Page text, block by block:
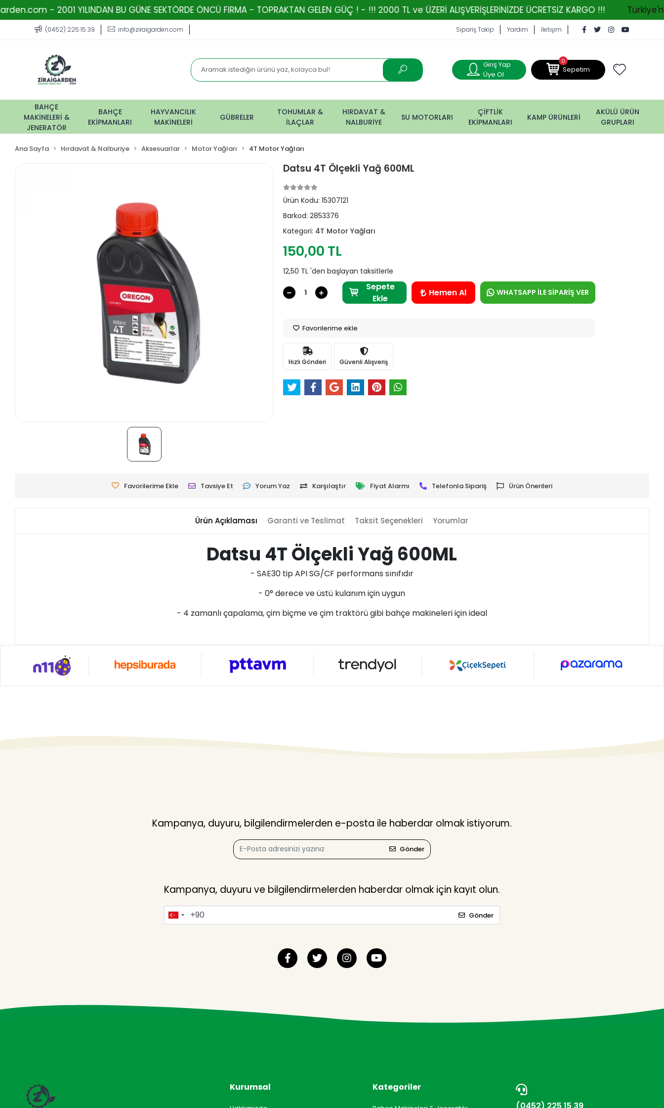
- 2001 YILINDAN BU GÜNE SEKTÖRDE ÖNCÜ FİRMA - TOPRAKTAN GELEN GÜÇ ! - !!! 2000 TL ve ÜZERİ ALIŞVERİŞLERİNİZDE ÜCRETSİZ KARGO !!! Türkiye'nin
(0452) 225 15 39 info@ziraigarden.com Sipariş Takip Yardım İletişim
Giriş Yap
Üye Ol
0
Sepetim
BAHÇE
MAKİNELERİ &
JENERATÖR
BAHÇE
EKİPMANLARI
HAYVANCILIK
MAKİNELERİ
GÜBRELER
TOHUMLAR &
İLAÇLAR
HIRDAVAT &
NALBURİYE
SU MOTORLARI
ÇİFTLİK
EKİPMANLARI
KAMP ÜRÜNLERİ
AKÜLÜ ÜRÜN
GRUPLARI
Ana Sayfa Hırdavat & Nalburiye Aksesuarlar Motor Yağları 4T Motor Yağları
Datsu 4T Ölçekli Yağ 600ML
Ürün Kodu:15307121
Barkod:2853376
Kategori: 4T Motor Yağları
150,00 TL
12,50 TL 'den başlayan taksitlerle
Sepete
Ekle
Hemen Al WHATSAPP İLE SİPARİŞ VER
Favorilerime ekle
Hızlı Gönderi Güvenli Alışveriş
Favorilerime Ekle Tavsiye Et Yorum Yaz Karşılaştır Fiyat Alarmı Telefonla Sipariş Ürün Önerileri
Ürün Açıklaması Garanti ve Teslimat Taksit Seçenekleri Yorumlar
Datsu 4T Ölçekli Yağ 600ML
- SAE30 tip API SG/CF performans sınıfıdır
- 0° derece ve üstü kulanım için uygun
- 4 zamanlı çapalama, çim biçme ve çim traktörü gibi bahçe makineleri için ideal
Kampanya, duyuru, bilgilendirmelerden e-posta ile haberdar olmak istiyorum.
Gönder
Kampanya, duyuru ve bilgilendirmelerden haberdar olmak için kayıt olun.
Gönder
Kurumsal Kategoriler